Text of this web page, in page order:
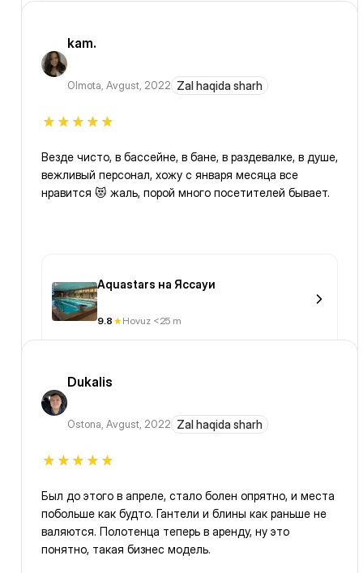
kam.
Olmota, Avgust, 2022 Zal haqida sharh
Везде чисто, в бассейне, в бане, в раздевалке, в душе,
вежливый персонал, хожу с января месяца все
нравится 😻 жаль, порой много посетителей бывает.
Aquastars на Яссауи
9.8 Hovuz <25 m
Dukalis
Ostona, Avgust, 2022 Zal haqida sharh
Был до этого в апреле, стало болен опрятно, и места
побольше как будто. Гантели и блины как раньше не
валяются. Полотенца теперь в аренду, ну это
понятно, такая бизнес модель.